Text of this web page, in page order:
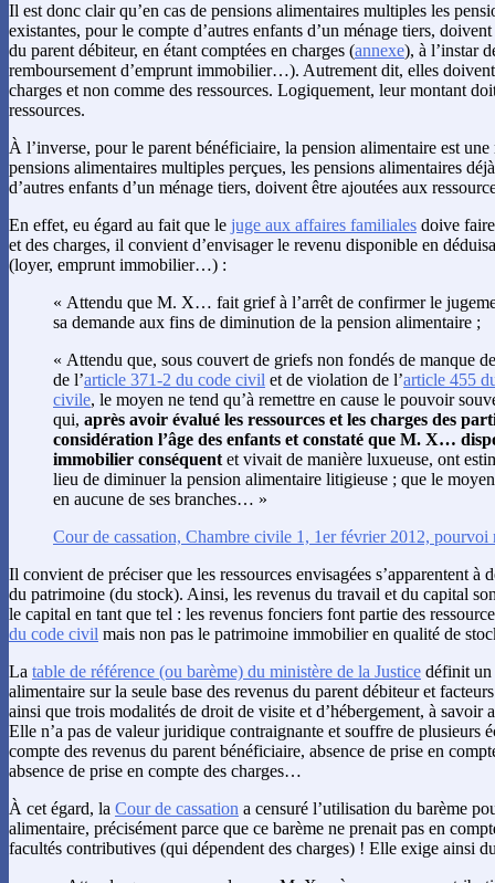
Il est donc clair qu’en cas de pensions alimentaires multiples les
existantes, pour le compte d’autres enfants d’un ménage tiers,
du parent débiteur, en étant comptées en charges (annexe), à l’instar
remboursement d’emprunt immobilier…). Autrement dit, elles doivent
charges et non comme des ressources. Logiquement, leur montant
ressources.
À l’inverse, pour le parent bénéficiaire, la pension alimentaire est une
pensions alimentaires multiples perçues, les pensions alimentaires
d’autres enfants d’un ménage tiers, doivent être ajoutées aux
En effet, eu égard au fait que le juge aux affaires familiales doive
et des charges, il convient d’envisager le revenu disponible en
(loyer, emprunt immobilier…) :
« Attendu que M. X… fait grief à l’arrêt de confirmer le
sa demande aux fins de diminution de la pension alimentaire ;
« Attendu que, sous couvert de griefs non fondés de manque
de l’article 371-2 du code civil et de violation de l’article 455
civile, le moyen ne tend qu’à remettre en cause le pouvoir
qui, après avoir évalué les ressources et les charges des
considération l’âge des enfants et constaté que M. X…
immobilier conséquent et vivait de manière luxueuse, ont
lieu de diminuer la pension alimentaire litigieuse ; que le
en aucune de ses branches… »
Cour de cassation, Chambre civile 1, 1er février 2012, pourvoi
Il convient de préciser que les ressources envisagées s’apparentent à
du patrimoine (du stock). Ainsi, les revenus du travail et du capital
le capital en tant que tel : les revenus fonciers font partie des
du code civil mais non pas le patrimoine immobilier en qualité de
La table de référence (ou barème) du ministère de la Justice définit un
alimentaire sur la seule base des revenus du parent débiteur et
ainsi que trois modalités de droit de visite et d’hébergement, à savoir
Elle n’a pas de valeur juridique contraignante et souffre de plusieurs
compte des revenus du parent bénéficiaire, absence de prise en
absence de prise en compte des charges…
À cet égard, la Cour de cassation a censuré l’utilisation du barème
alimentaire, précisément parce que ce barème ne prenait pas en
facultés contributives (qui dépendent des charges) ! Elle exige ainsi